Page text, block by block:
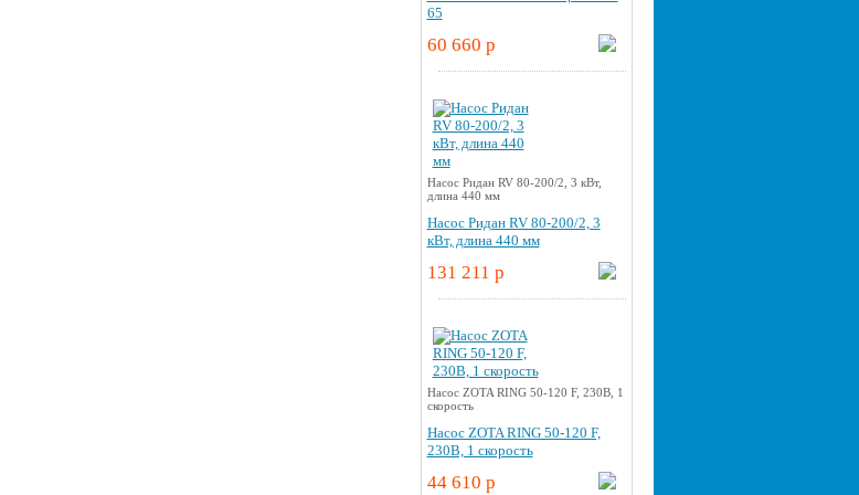
65
60 660 p
Насос Ридан RV 80-200/2, 3 кВт,
длина 440 мм
Насос Ридан RV 80-200/2, 3
кВт, длина 440 мм
131 211 p
Насос ZOTA RING 50-120 F, 230В, 1
скорость
Насос ZOTA RING 50-120 F,
230В, 1 скорость
44 610 p